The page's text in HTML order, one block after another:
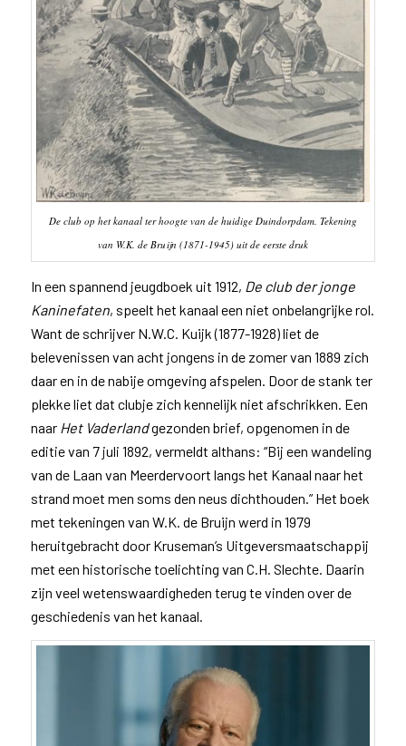
De club op het kanaal ter hoogte van de huidige Duindorpdam. Tekening
van W.K. de Bruijn (1871-1945) uit de eerste druk
In een spannend jeugdboek uit 1912, De club der jonge
Kaninefaten, speelt het kanaal een niet onbelangrijke rol.
Want de schrijver N.W.C. Kuijk (1877-1928) liet de
belevenissen van acht jongens in de zomer van 1889 zich
daar en in de nabije omgeving afspelen. Door de stank ter
plekke liet dat clubje zich kennelijk niet afschrikken. Een
naar Het Vaderlandgezonden brief, opgenomen in de
editie van 7 juli 1892, vermeldt althans: “Bij een wandeling
van de Laan van Meerdervoort langs het Kanaal naar het
strand moet men soms den neus dichthouden.” Het boek
met tekeningen van W.K. de Bruijn werd in 1979
heruitgebracht door Kruseman’s Uitgeversmaatschappij
met een historische toelichting van C.H. Slechte. Daarin
zijn veel wetenswaardigheden terug te vinden over de
geschiedenis van het kanaal.